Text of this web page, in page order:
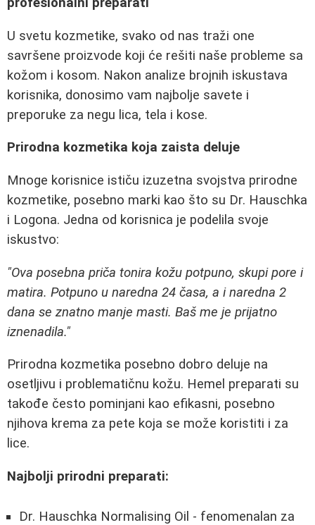
U svetu kozmetike, svako od nas traži one
savršene proizvode koji će rešiti naše probleme sa
kožom i kosom. Nakon analize brojnih iskustava
korisnika, donosimo vam najbolje savete i
preporuke za negu lica, tela i kose.
Prirodna kozmetika koja zaista deluje
Mnoge korisnice ističu izuzetna svojstva prirodne
kozmetike, posebno marki kao što su Dr. Hauschka
i Logona. Jedna od korisnica je podelila svoje
iskustvo:
"Ova posebna priča tonira kožu potpuno, skupi pore i
matira. Potpuno u naredna 24 časa, a i naredna 2
dana se znatno manje masti. Baš me je prijatno
iznenadila."
Prirodna kozmetika posebno dobro deluje na
osetljivu i problematičnu kožu. Hemel preparati su
takođe često pominjani kao efikasni, posebno
njihova krema za pete koja se može koristiti i za
lice.
Najbolji prirodni preparati:
Dr. Hauschka Normalising Oil - fenomenalan za